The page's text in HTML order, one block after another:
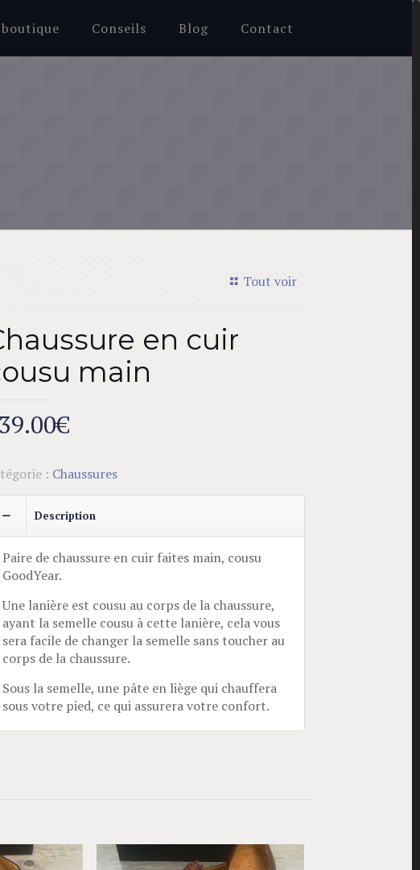
Conseils Blog Contact
Tout voir
en cuir
main
€
: Chaussures
Description
Paire de chaussure en cuir faites main, cousu
GoodYear.
Une lanière est cousu au corps de la chaussure,
ayant la semelle cousu à cette lanière, cela vous
sera facile de changer la semelle sans toucher au
corps de la chaussure.
Sous la semelle, une pâte en liège qui chauffera
sous votre pied, ce qui assurera votre confort.